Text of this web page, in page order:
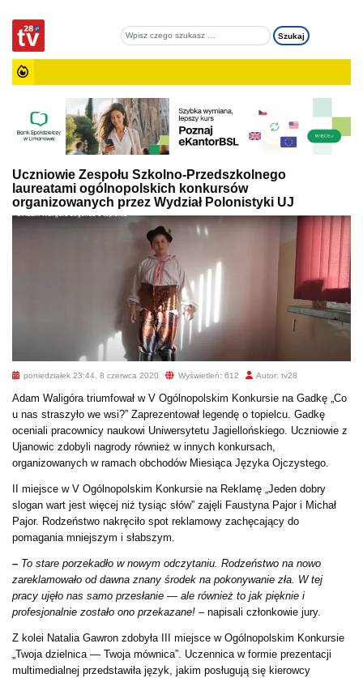
Uczniowie Zespołu Szkolno-Przedszkolnego
laureatami ogólnopolskich konkursów
organizowanych przez Wydział Polonistyki UJ
poniedziałek 23:44, 8 czerwca 2020 Wyświetleń: 612 Autor: tv28
Adam Waligóra triumfował w V Ogólnopolskim Konkursie na Gadkę „Co
u nas straszyło we wsi?” Zaprezentował legendę o topielcu. Gadkę
oceniali pracownicy naukowi Uniwersytetu Jagiellońskiego. Uczniowie z
Ujanowic zdobyli nagrody również w innych konkursach,
organizowanych w ramach obchodów Miesiąca Języka Ojczystego.
II miejsce w V Ogólnopolskim Konkursie na Reklamę „Jeden dobry
slogan wart jest więcej niż tysiąc słów” zajęli Faustyna Pajor i Michał
Pajor. Rodzeństwo nakręciło spot reklamowy zachęcający do
pomagania mniejszym i słabszym.
– To stare porzekadło w nowym odczytaniu. Rodzeństwo na nowo
zareklamowało od dawna znany środek na pokonywanie zła. W tej
pracy ujęło nas samo przesłanie — ale również to jak pięknie i
profesjonalnie zostało ono przekazane! – napisali członkowie jury.
Z kolei Natalia Gawron zdobyła III miejsce w Ogólnopolskim Konkursie
„Twoja dzielnica — Twoja mównica”. Uczennica w formie prezentacji
multimedialnej przedstawiła język, jakim posługują się kierowcy